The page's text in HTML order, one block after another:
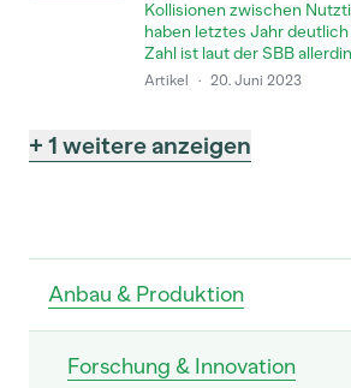
Anbau & Produktion
Forschung & Innovation
Kollisionen zwischen
haben letztes Jahr
Zahl ist laut der SBB
Artikel · 20. Juni 2023
+ 1 weitere anzeigen